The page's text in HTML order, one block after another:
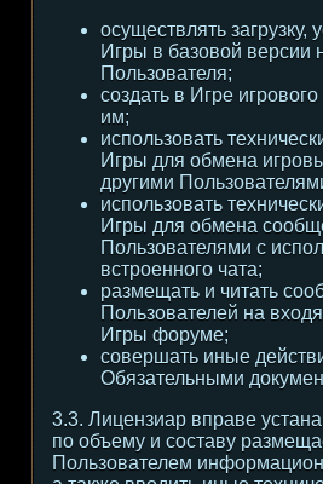
осуществлять загрузку,
Игры в базовой версии
Пользователя;
создать в Игре
им;
использовать
Игры для обмена
другими
использовать
Игры для обмена
Пользователями с
встроенного чата;
размещать и читать
Пользователей на
Игры форуме;
совершать иные
Обязательными
3.3. Лицензиар вправе
по объему и составу
Пользователем